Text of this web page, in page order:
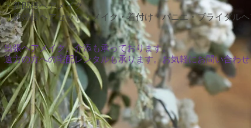
・新郎様ヘアメイク
・新婦様ヘアセット・メイク・着付け・パニエ・ブライダルヘ
出張ヘアメイク、介添も承っております。
遠方の方への宅配レンタルも承ります。お気軽にお問い合わせ